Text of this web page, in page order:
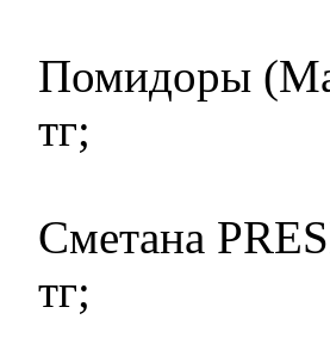
Помидоры
тг;
Сметана
тг;